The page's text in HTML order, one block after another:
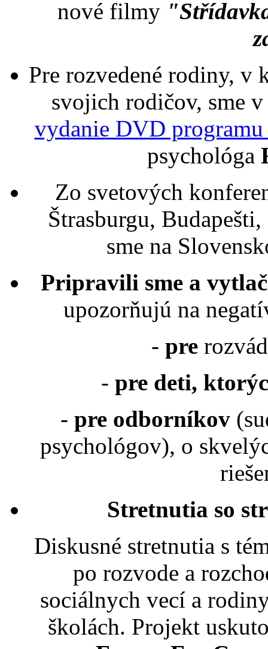
nové filmy
Pre rozvedené rodiny, v
svojich rodičov, sme
vydanie DVD
psychológa
Zo svetových
Štrasburgu,
sme na
Pripravili sme a
upozorňujú na
- pre
- pre deti,
- pre odborníkov
psychológov), o
Stretnutia so
Diskusné stretnutia s
po rozvode a
sociálnych vecí a
školách. Projekt